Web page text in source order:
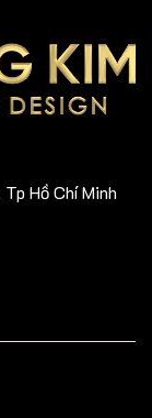
Hồ Chí Minh